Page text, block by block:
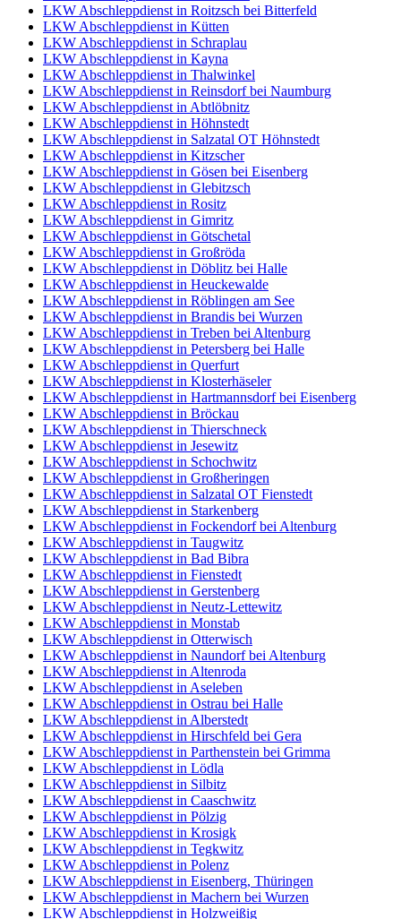
LKW Abschleppdienst in Roitzsch bei Bitterfeld
LKW Abschleppdienst in Kütten
LKW Abschleppdienst in Schraplau
LKW Abschleppdienst in Kayna
LKW Abschleppdienst in Thalwinkel
LKW Abschleppdienst in Reinsdorf bei Naumburg
LKW Abschleppdienst in Abtlöbnitz
LKW Abschleppdienst in Höhnstedt
LKW Abschleppdienst in Salzatal OT Höhnstedt
LKW Abschleppdienst in Kitzscher
LKW Abschleppdienst in Gösen bei Eisenberg
LKW Abschleppdienst in Glebitzsch
LKW Abschleppdienst in Rositz
LKW Abschleppdienst in Gimritz
LKW Abschleppdienst in Götschetal
LKW Abschleppdienst in Großröda
LKW Abschleppdienst in Döblitz bei Halle
LKW Abschleppdienst in Heuckewalde
LKW Abschleppdienst in Röblingen am See
LKW Abschleppdienst in Brandis bei Wurzen
LKW Abschleppdienst in Treben bei Altenburg
LKW Abschleppdienst in Petersberg bei Halle
LKW Abschleppdienst in Querfurt
LKW Abschleppdienst in Klosterhäseler
LKW Abschleppdienst in Hartmannsdorf bei Eisenberg
LKW Abschleppdienst in Bröckau
LKW Abschleppdienst in Thierschneck
LKW Abschleppdienst in Jesewitz
LKW Abschleppdienst in Schochwitz
LKW Abschleppdienst in Großheringen
LKW Abschleppdienst in Salzatal OT Fienstedt
LKW Abschleppdienst in Starkenberg
LKW Abschleppdienst in Fockendorf bei Altenburg
LKW Abschleppdienst in Taugwitz
LKW Abschleppdienst in Bad Bibra
LKW Abschleppdienst in Fienstedt
LKW Abschleppdienst in Gerstenberg
LKW Abschleppdienst in Neutz-Lettewitz
LKW Abschleppdienst in Monstab
LKW Abschleppdienst in Otterwisch
LKW Abschleppdienst in Naundorf bei Altenburg
LKW Abschleppdienst in Altenroda
LKW Abschleppdienst in Aseleben
LKW Abschleppdienst in Ostrau bei Halle
LKW Abschleppdienst in Alberstedt
LKW Abschleppdienst in Hirschfeld bei Gera
LKW Abschleppdienst in Parthenstein bei Grimma
LKW Abschleppdienst in Lödla
LKW Abschleppdienst in Silbitz
LKW Abschleppdienst in Caaschwitz
LKW Abschleppdienst in Pölzig
LKW Abschleppdienst in Krosigk
LKW Abschleppdienst in Tegkwitz
LKW Abschleppdienst in Polenz
LKW Abschleppdienst in Eisenberg, Thüringen
LKW Abschleppdienst in Machern bei Wurzen
LKW Abschleppdienst in Holzweißig